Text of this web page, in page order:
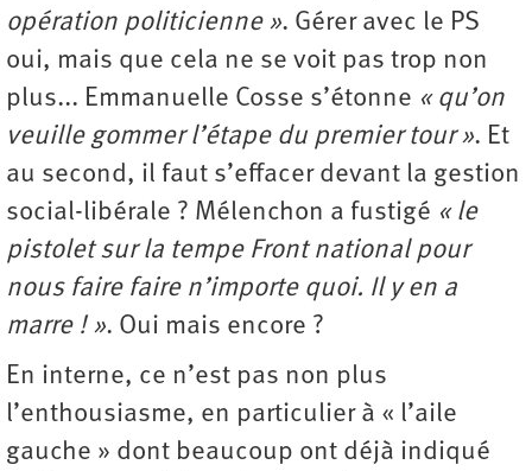
opération politicienne ». Gérer avec le PS
oui, mais que cela ne se voit pas trop non
plus... Emmanuelle Cosse s’étonne « qu’on
veuille gommer l’étape du premier tour ». Et
au second, il faut s’effacer devant la gestion
social-libérale ? Mélenchon a fustigé « le
pistolet sur la tempe Front national pour
nous faire faire n’importe quoi. Il y en a
marre ! ». Oui mais encore ?
En interne, ce n’est pas non plus
l’enthousiasme, en particulier à « l’aile
gauche » dont beaucoup ont déjà indiqué